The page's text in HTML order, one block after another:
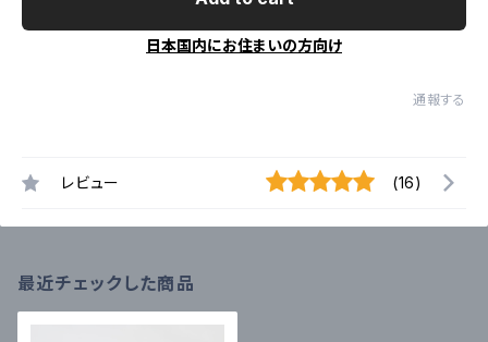
日本国内にお住まいの方向け
通報する
レビュー (16)
最近チェックした商品